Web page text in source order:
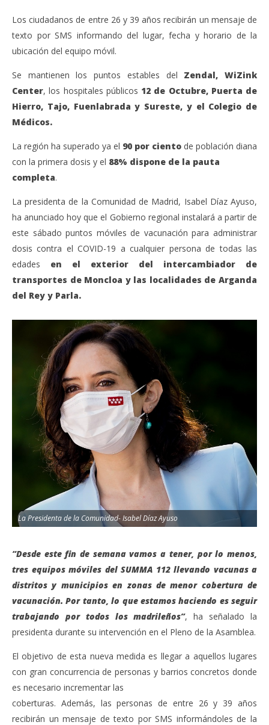
Los ciudadanos de entre 26 y 39 años recibirán un mensaje de
texto por SMS informando del lugar, fecha y horario de la
ubicación del equipo móvil.
Se mantienen los puntos estables del Zendal, WiZink
Center, los hospitales públicos 12 de Octubre, Puerta de
Hierro, Tajo, Fuenlabrada y Sureste, y el Colegio de
Médicos.
La región ha superado ya el 90 por ciento de población diana
con la primera dosis y el 88% dispone de la pauta
completa.
La presidenta de la Comunidad de Madrid, Isabel Díaz Ayuso,
ha anunciado hoy que el Gobierno regional instalará a partir de
este sábado puntos móviles de vacunación para administrar
dosis contra el COVID-19 a cualquier persona de todas las
edades en el exterior del intercambiador de
transportes de Moncloa y las localidades de Arganda
del Rey y Parla.
La Presidenta de la Comunidad- Isabel Díaz Ayuso
“Desde este fin de semana vamos a tener, por lo menos,
tres equipos móviles del SUMMA 112 llevando vacunas a
distritos y municipios en zonas de menor cobertura de
vacunación. Por tanto, lo que estamos haciendo es seguir
trabajando por todos los madrileños”, ha señalado la
presidenta durante su intervención en el Pleno de la Asamblea.
El objetivo de esta nueva medida es llegar a aquellos lugares
con gran concurrencia de personas y barrios concretos donde
es necesario incrementar las
coberturas. Además, las personas de entre 26 y 39 años
recibirán un mensaje de texto por SMS informándoles de la